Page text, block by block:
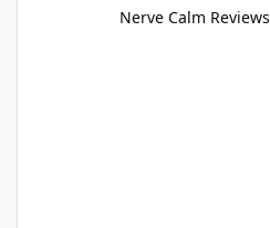
Nerve Calm Reviews